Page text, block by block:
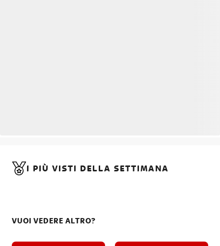
I PIÙ VISTI DELLA SETTIMANA
VUOI VEDERE ALTRO?